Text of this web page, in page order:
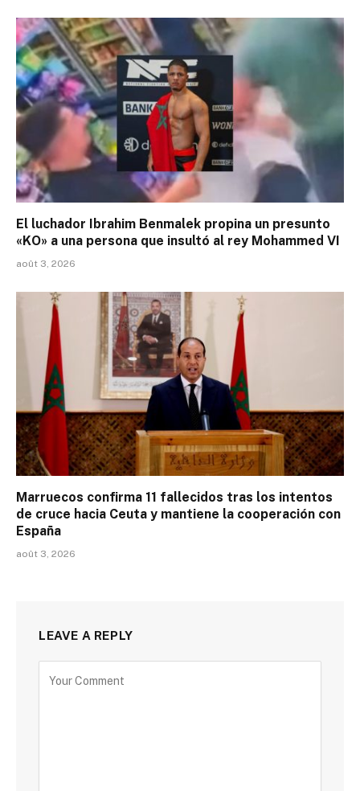
El luchador Ibrahim Benmalek propina un presunto
«KO» a una persona que insultó al rey Mohammed VI
août 3, 2026
Marruecos confirma 11 fallecidos tras los intentos
de cruce hacia Ceuta y mantiene la cooperación con
España
août 3, 2026
LEAVE A REPLY